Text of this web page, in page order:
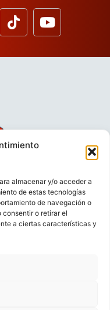
almacenar y/o acceder a
de estas tecnologías
de navegación o
o retirar el
a ciertas características y
DE PRIVACIDAD